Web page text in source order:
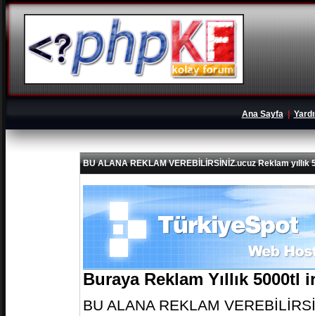
Ana Sayfa|
BU ALANA REKLAM VEREBİLİRSİNİZ.ucuz Reklam yıllık
Buraya Reklam Yıllık
BU ALANA REKLAM